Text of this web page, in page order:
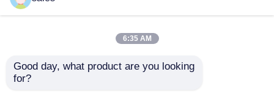
স্নোরকেল ডাইভিং ব্যবহার করে
6:35 AM
Good day, what product are you looking
for?